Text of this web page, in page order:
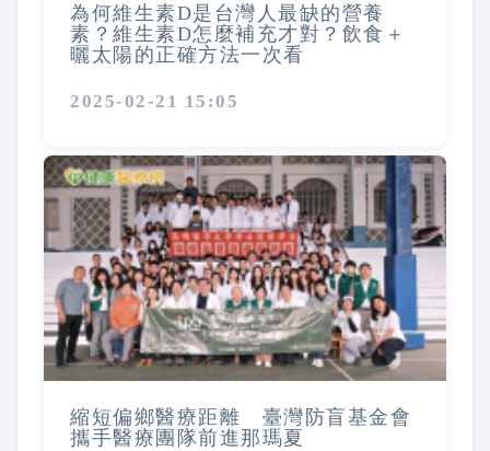
為何維生素D是台灣人最缺的營養
素？維生素D怎麼補充才對？飲食＋
曬太陽的正確方法一次看
2025-02-21 15:05
縮短偏鄉醫療距離 臺灣防盲基金會
攜手醫療團隊前進那瑪夏